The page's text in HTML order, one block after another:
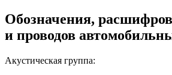
Обозначения,
и проводов
Акустическая группа: